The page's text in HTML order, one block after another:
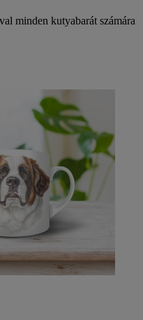
minden kutyabarát számára